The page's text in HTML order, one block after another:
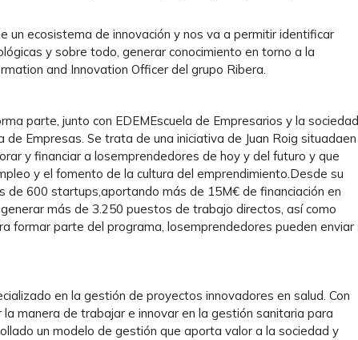
un ecosistema de innovación y nos va a permitir identificar
y sobre todo, generar conocimiento en torno a la
and Innovation Officer del grupo Ribera.
parte, junto con EDEMEscuela de Empresarios y la sociedad
Empresas. Se trata de una iniciativa de Juan Roig
y financiar a losemprendedores de hoy y del futuro y que
y el fomento de la cultura del emprendimiento.Desde su
600 startups,aportando más de 15M€ de financiación en
más de 3.250 puestos de trabajo directos, así como
formar parte del programa, losemprendedores pueden enviar
en la gestión de proyectos innovadores en salud. Con
manera de trabajar e innovar en la gestión sanitaria para
un modelo de gestión que aporta valor a la sociedad y